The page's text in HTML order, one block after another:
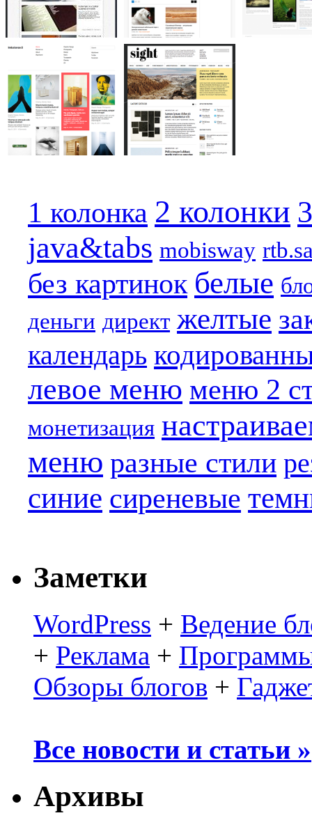
1 колонка 2 колонки
java&tabs mobisway
без картинок белые
деньги директ желтые
календарь
левое меню меню 2
монетизация
меню разные стили
синие сиреневые
Заметки
WordPress + Ведение
+ Реклама +
Обзоры блогов +
Все новости и статьи »
Архивы